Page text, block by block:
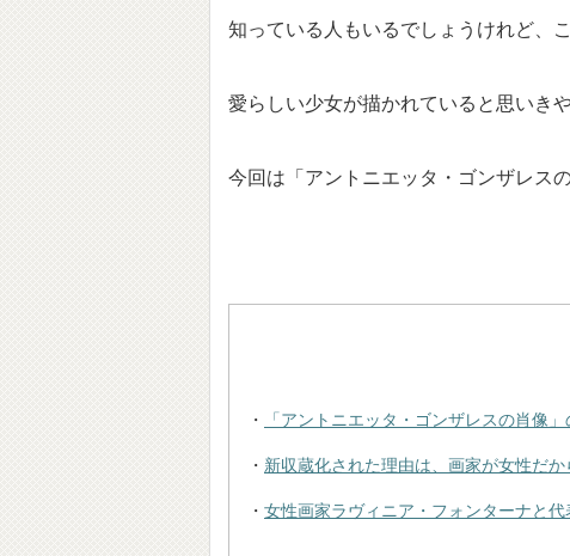
知っている人もいるでしょうけれど、
愛らしい少女が描かれていると思いき
今回は「アントニエッタ・ゴンザレス
・ 「アントニエッタ・ゴンザレスの肖像」
・ 新収蔵化された理由は、画家が女性だか
・ 女性画家ラヴィニア・フォンターナと代